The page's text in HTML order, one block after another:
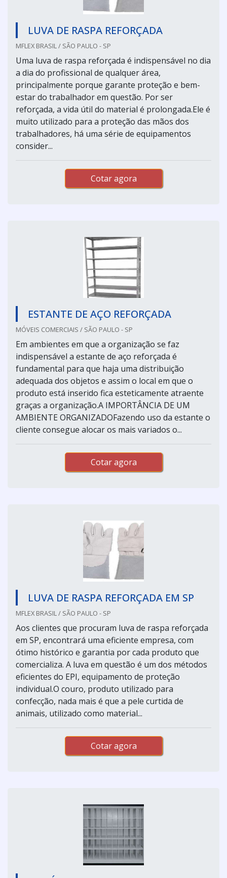
LUVA DE RASPA REFORÇADA
MFLEX BRASIL / SÃO PAULO - SP
Uma luva de raspa reforçada é indispensável no dia
a dia do profissional de qualquer área,
principalmente porque garante proteção e bem-
estar do trabalhador em questão. Por ser
reforçada, a vida útil do material é prolongada.Ele é
muito utilizado para a proteção das mãos dos
trabalhadores, há uma série de equipamentos
consider...
Cotar agora
ESTANTE DE AÇO REFORÇADA
MÓVEIS COMERCIAIS / SÃO PAULO - SP
Em ambientes em que a organização se faz
indispensável a estante de aço reforçada é
fundamental para que haja uma distribuição
adequada dos objetos e assim o local em que o
produto está inserido fica esteticamente atraente
graças a organização.A IMPORTÂNCIA DE UM
AMBIENTE ORGANIZADOFazendo uso da estante o
cliente consegue alocar os mais variados o...
Cotar agora
LUVA DE RASPA REFORÇADA EM SP
MFLEX BRASIL / SÃO PAULO - SP
Aos clientes que procuram luva de raspa reforçada
em SP, encontrará uma eficiente empresa, com
ótimo histórico e garantia por cada produto que
comercializa. A luva em questão é um dos métodos
eficientes do EPI, equipamento de proteção
individual.O couro, produto utilizado para
confecção, nada mais é que a pele curtida de
animais, utilizado como material...
Cotar agora